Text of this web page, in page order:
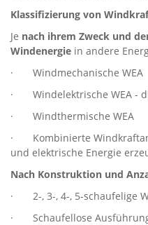
Klassifizierung von
Je nach ihrem Zweck und
Windenergie in andere
· Windmechanische WEA
· Windelektrische WEA -
· Windthermische WEA
· Kombinierte
und elektrische Energie
Nach Konstruktion und
· 2-, 3-, 4-, 5-schaufelige
· Schaufellose